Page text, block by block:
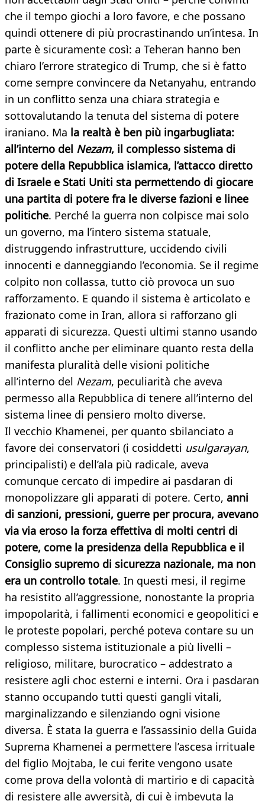
che il tempo giochi a loro favore, e che possano
quindi ottenere di più procrastinando un’intesa. In
parte è sicuramente così: a Teheran hanno ben
chiaro l’errore strategico di Trump, che si è fatto
come sempre convincere da Netanyahu, entrando
in un conflitto senza una chiara strategia e
sottovalutando la tenuta del sistema di potere
iraniano. Ma la realtà è ben più ingarbugliata:
all’interno del Nezam, il complesso sistema di
potere della Repubblica islamica, l’attacco diretto
di Israele e Stati Uniti sta permettendo di giocare
una partita di potere fra le diverse fazioni e linee
politiche. Perché la guerra non colpisce mai solo
un governo, ma l’intero sistema statuale,
distruggendo infrastrutture, uccidendo civili
innocenti e danneggiando l’economia. Se il regime
colpito non collassa, tutto ciò provoca un suo
rafforzamento. E quando il sistema è articolato e
frazionato come in Iran, allora si rafforzano gli
apparati di sicurezza. Questi ultimi stanno usando
il conflitto anche per eliminare quanto resta della
manifesta pluralità delle visioni politiche
all’interno del Nezam, peculiarità che aveva
permesso alla Repubblica di tenere all’interno del
sistema linee di pensiero molto diverse.
Il vecchio Khamenei, per quanto sbilanciato a
favore dei conservatori (i cosiddetti usulgarayan,
principalisti) e dell’ala più radicale, aveva
comunque cercato di impedire ai pasdaran di
monopolizzare gli apparati di potere. Certo, anni
di sanzioni, pressioni, guerre per procura, avevano
via via eroso la forza effettiva di molti centri di
potere, come la presidenza della Repubblica e il
Consiglio supremo di sicurezza nazionale, ma non
era un controllo totale. In questi mesi, il regime
ha resistito all’aggressione, nonostante la propria
impopolarità, i fallimenti economici e geopolitici e
le proteste popolari, perché poteva contare su un
complesso sistema istituzionale a più livelli –
religioso, militare, burocratico – addestrato a
resistere agli choc esterni e interni. Ora i pasdaran
stanno occupando tutti questi gangli vitali,
marginalizzando e silenziando ogni visione
diversa. È stata la guerra e l’assassinio della Guida
Suprema Khamenei a permettere l’ascesa irrituale
del figlio Mojtaba, le cui ferite vengono usate
come prova della volontà di martirio e di capacità
di resistere alle avversità, di cui è imbevuta la